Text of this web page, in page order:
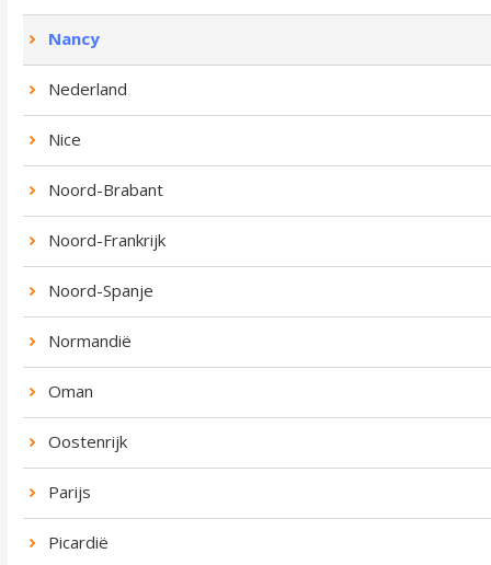
Nancy
Nederland
Nice
Noord-Brabant
Noord-Frankrijk
Noord-Spanje
Normandië
Oman
Oostenrijk
Parijs
Picardië